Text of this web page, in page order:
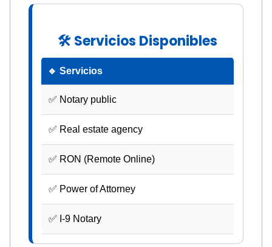
🛠 Servicios Disponibles
🔹 Servicios
✅ Notary public
✅ Real estate agency
✅ RON (Remote Online)
✅ Power of Attorney
✅ I-9 Notary